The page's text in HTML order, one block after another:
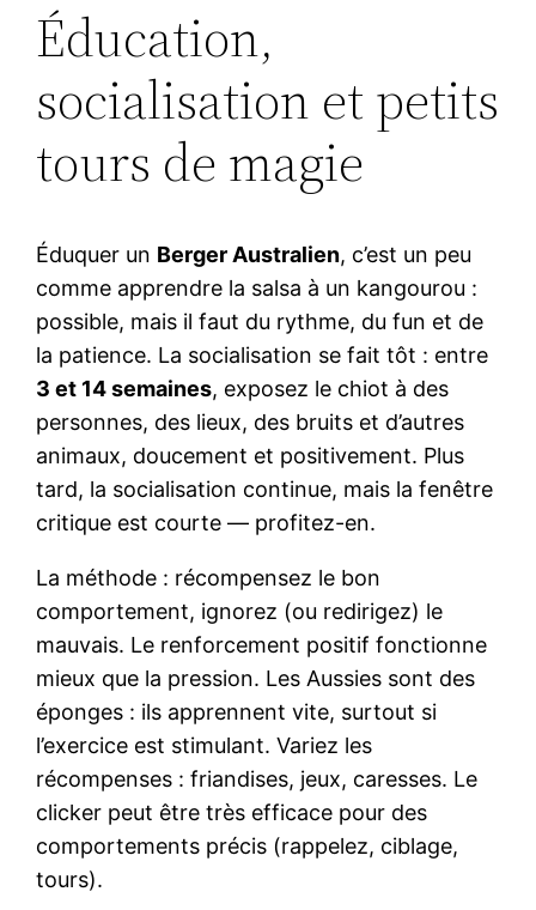
Éducation,
socialisation et petits
tours de magie
Éduquer un Berger Australien, c’est un peu
comme apprendre la salsa à un kangourou :
possible, mais il faut du rythme, du fun et de
la patience. La socialisation se fait tôt : entre
3 et 14 semaines, exposez le chiot à des
personnes, des lieux, des bruits et d’autres
animaux, doucement et positivement. Plus
tard, la socialisation continue, mais la fenêtre
critique est courte — profitez-en.
La méthode : récompensez le bon
comportement, ignorez (ou redirigez) le
mauvais. Le renforcement positif fonctionne
mieux que la pression. Les Aussies sont des
éponges : ils apprennent vite, surtout si
l’exercice est stimulant. Variez les
récompenses : friandises, jeux, caresses. Le
clicker peut être très efficace pour des
comportements précis (rappelez, ciblage,
tours).